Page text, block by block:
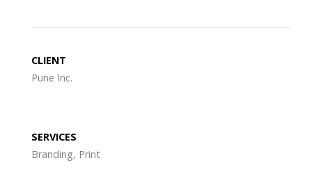
CLIENT
Pune Inc.
SERVICES
Branding, Print